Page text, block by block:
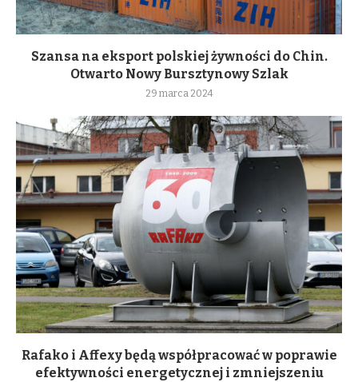
Szansa na eksport polskiej żywności do Chin.
Otwarto Nowy Bursztynowy Szlak
29 marca 2024
Rafako i Affexy będą współpracować w poprawie
efektywności energetycznej i zmniejszeniu